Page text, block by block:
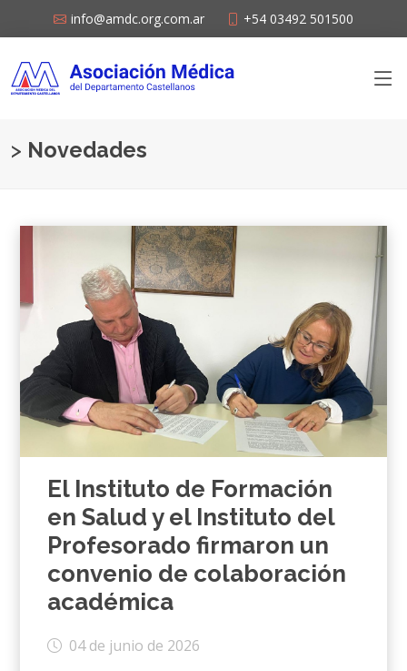
info@amdc.org.com.ar +54 03492 501500
> Novedades
El Instituto de Formación
en Salud y el Instituto del
Profesorado firmaron un
convenio de colaboración
académica
04 de junio de 2026